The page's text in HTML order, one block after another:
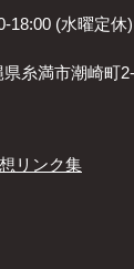
18:00 (水曜定休)
県糸満市潮崎町
リンク集